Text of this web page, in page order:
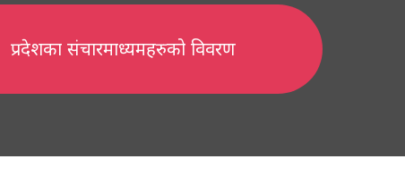
प्रदेशका संचारमाध्यमहरुको विवरण